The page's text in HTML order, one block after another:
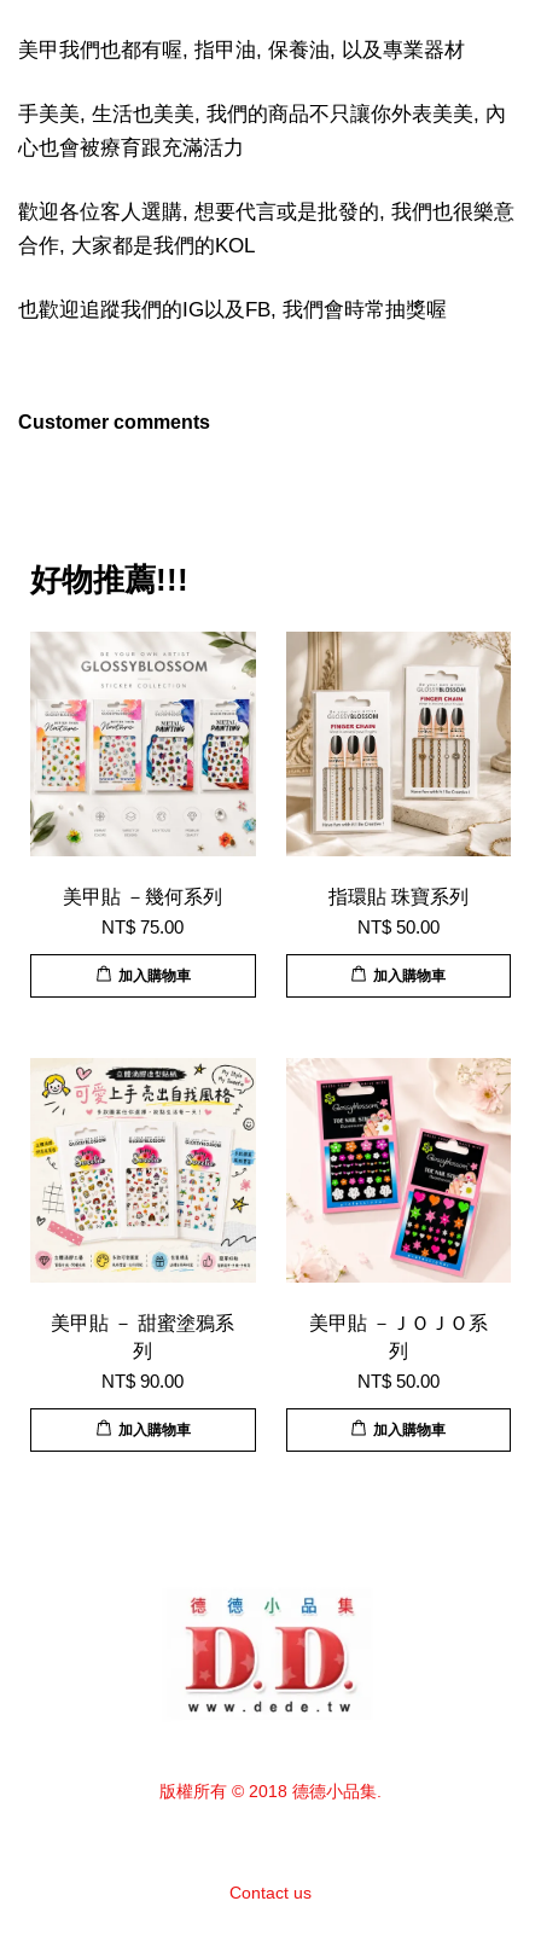
美甲我們也都有喔, 指甲油, 保養油, 以及專業器材
手美美, 生活也美美, 我們的商品不只讓你外表美美, 內
心也會被療育跟充滿活力
歡迎各位客人選購, 想要代言或是批發的, 我們也很樂意
合作, 大家都是我們的KOL
也歡迎追蹤我們的IG以及FB, 我們會時常抽獎喔
Customer comments
好物推薦!!!
美甲貼 －幾何系列
NT$ 75.00
加入購物車
指環貼 珠寶系列
NT$ 50.00
加入購物車
美甲貼 － 甜蜜塗鴉系
列
NT$ 90.00
加入購物車
美甲貼 －ＪＯＪＯ系
列
NT$ 50.00
加入購物車
版權所有 © 2018 德德小品集.
Contact us